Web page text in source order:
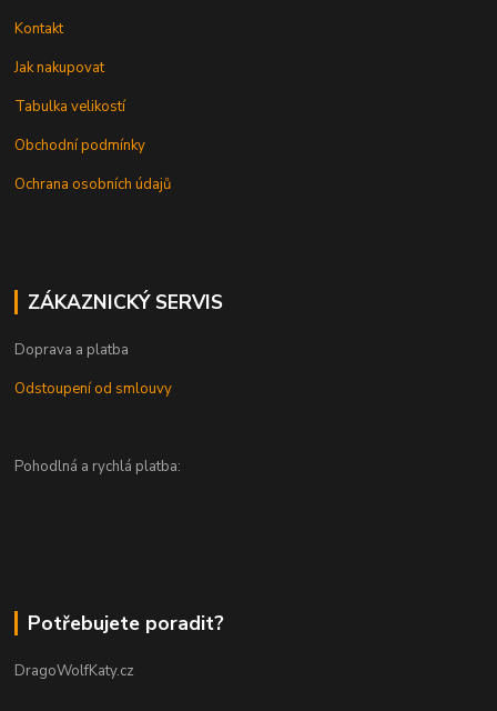
Kontakt
Jak nakupovat
Tabulka velikostí
Obchodní podmínky
Ochrana osobních údajů
ZÁKAZNICKÝ SERVIS
Doprava a platba
Odstoupení od smlouvy
Pohodlná a rychlá platba:
Potřebujete poradit?
DragoWolfKaty.cz